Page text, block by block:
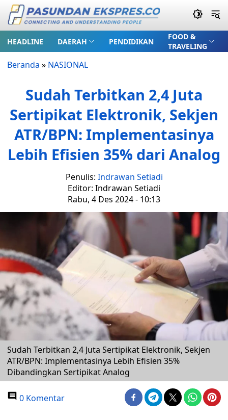
HEADLINE DAERAH PENDIDIKAN
FOOD &
TRAVELING
Beranda » NASIONAL
Sudah Terbitkan 2,4 Juta
Sertipikat Elektronik, Sekjen
ATR/BPN: Implementasinya
Lebih Efisien 35% dari Analog
Penulis: Indrawan Setiadi
Editor: Indrawan Setiadi
Rabu, 4 Des 2024 - 10:13
Sudah Terbitkan 2,4 Juta Sertipikat Elektronik, Sekjen
ATR/BPN: Implementasinya Lebih Efisien 35%
Dibandingkan Sertipikat Analog
0 Komentar